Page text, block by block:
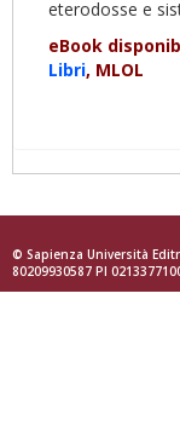
eterodosse e
eBook
Libri, MLOL
© Sapienza Università
80209930587 PI